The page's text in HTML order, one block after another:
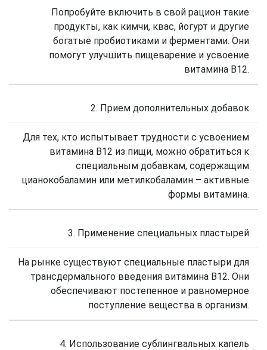
Попробуйте включить в свой рацион такие
продукты, как кимчи, квас, йогурт и другие
богатые пробиотиками и ферментами. Они
помогут улучшить пищеварение и усвоение
витамина В12.
2. Прием дополнительных добавок
Для тех, кто испытывает трудности с усвоением
витамина В12 из пищи, можно обратиться к
специальным добавкам, содержащим
цианокобаламин или метилкобаламин – активные
формы витамина.
3. Применение специальных пластырей
На рынке существуют специальные пластыри для
трансдермального введения витамина В12. Они
обеспечивают постепенное и равномерное
поступление вещества в организм.
4. Использование сублингвальных капель